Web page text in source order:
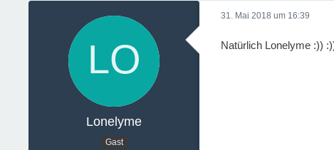
Lonelyme
Gast
31. Mai 2018 um 16:39
Natürlich Lonelyme :))